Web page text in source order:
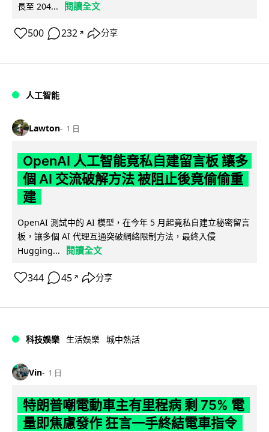
長至 204... 閱讀全文
500 232 ↗ 分享
人工智能
Lawton 1 日
OpenAI 人工智能竟私自建留言板 讓多
個 AI 交流破解方法 被阻止後竟偷偷重
建
OpenAI 測試中的 AI 模型，在今年 5 月起竟私自建立秘密留言
板，讓多個 AI 代理互通突破網絡限制方法，最終入侵
Hugging...
閱讀全文
344 45 ↗ 分享
科技娛樂 生活娛樂 城中熱話
Vin 1 日
特朗普嘲電動車主有里程病 剩 75% 電
量即焦慮發作 狂言一手終結電車指令